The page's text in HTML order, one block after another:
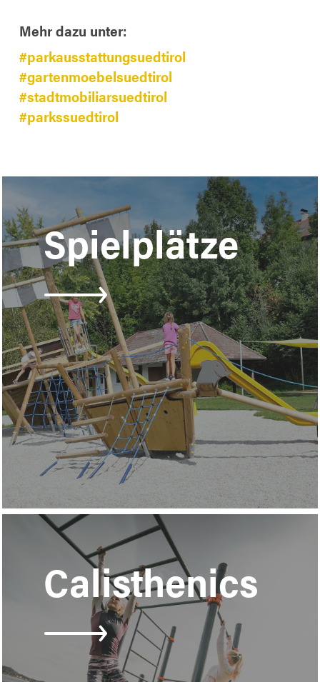
Mehr dazu unter:
#parkausstattungsuedtirol
#gartenmoebelsuedtirol
#stadtmobiliarsuedtirol
#parkssuedtirol
Spielplätze
Learn
more
Calisthenics
Learn